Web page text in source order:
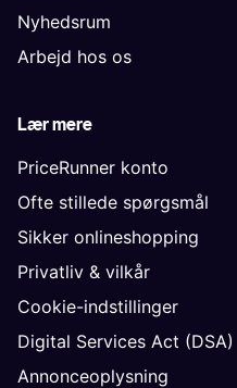
Nyhedsrum
Arbejd hos os
Lær mere
PriceRunner konto
Ofte stillede spørgsmål
Sikker onlineshopping
Privatliv & vilkår
Cookie-indstillinger
Digital Services Act (DSA)
Annonceoplysning